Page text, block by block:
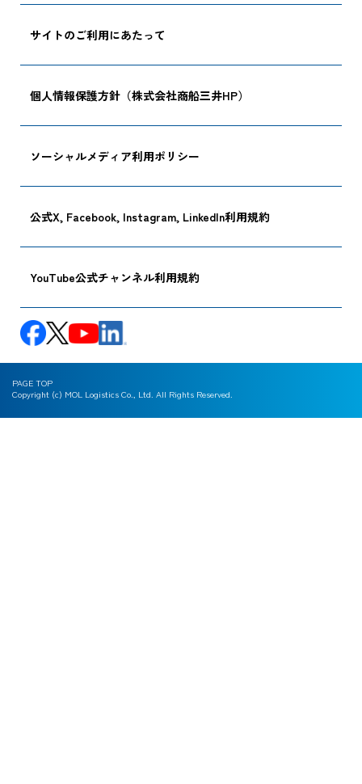
追跡する
サイトのご利用にあたって
個人情報保護方針（株式会社商船三井HP）
ソーシャルメディア利用ポリシー
公式X, Facebook, Instagram, LinkedIn利用規約
YouTube公式チャンネル利用規約
Copyright (c) MOL Logistics Co., Ltd. All Rights Reserved.
PAGE TOP